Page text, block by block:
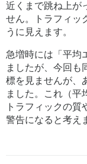
近くまで跳ね上が
せん。トラフィッ
うに見えます。
急増時には「平均
ましたが、今回も
標を見ませんが、
ました。これ（平
トラフィックの
警告になると考え